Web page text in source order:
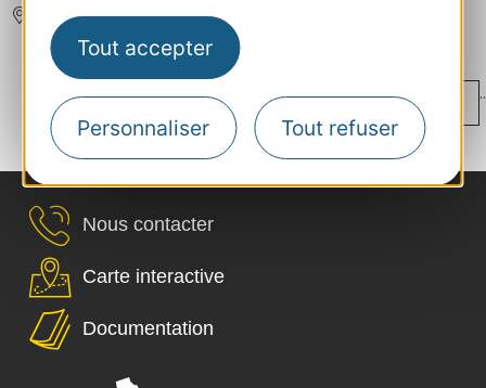
Tout accepter
Personnaliser Tout refuser
AUCUN
‹ 1 ... 59 60 61 62
... 175
Nous contacter
Carte interactive
Documentation